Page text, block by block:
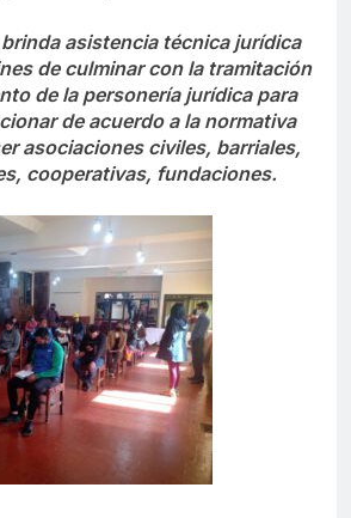
asistencia técnica jurídica
de culminar con la tramitación
de la personería jurídica para
de acuerdo a la normativa
asociaciones civiles, barriales,
cooperativas, fundaciones.